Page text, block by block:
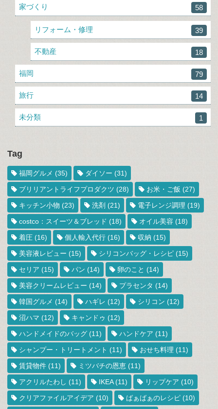
家づくり 58
リフォーム・修理 39
不動産 18
福岡 79
旅行 14
未分類 1
Tag
福岡グルメ (35) ダイソー (31)
ブリリアントライフプロダクツ (28) お米・ご飯 (27)
キッチン小物 (23) 洗剤 (21) 電子レンジ調理 (19)
costco：スイーツ＆ブレッド (18) オイル美容 (18)
着圧 (16) 個人輸入代行 (16) 収納 (15)
美容液レビュー (15) シリコンバッグ・レシピ (15)
セリア (15) パン (14) 卵のこと (14)
美容クリームレビュー (14) プラセンタ (14)
韓国グルメ (14) ハギレ (12) シリコン (12)
沼ハマ (12) キャンドゥ (12)
ハンドメイドのバッグ (11) ハンドケア (11)
シャンプー・トリートメント (11) おせち料理 (11)
賃貸物件 (11) ミツバチの恩恵 (11)
アクリルたわし (11) IKEA(11) リップケア (10)
クリアファイルアイデア (10) ばぁばぁのレシピ (10)